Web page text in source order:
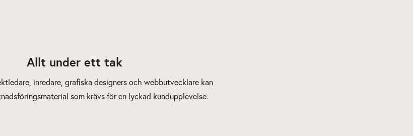
Allt under ett tak
inredare, grafiska designers och webbutvecklare kan
som krävs för en lyckad kundupplevelse.